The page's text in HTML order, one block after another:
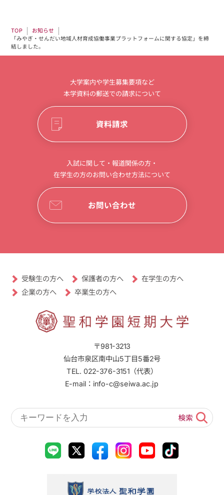
TOP お知らせ
「みやぎ・せんだい地域人材育成協働事業プラットフォームに関する協定」を締
結しました。
大学案内や学生募集要項など
本学資料の郵送での請求について
資料請求
入試に関して・報道関係の方・
在学生の方のお問い合わせ方法について
お問い合わせ
〒981-3213
仙台市泉区南中山5丁目5番2号
TEL. 022-376-3151（代表）
E-mail：info-c@seiwa.ac.jp
受験生の方へ 保護者の方へ 在学生の方へ
企業の方へ 卒業生の方へ